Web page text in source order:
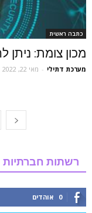
כתבה ראשית
מכון צומת:
מערכת דתילי - מאי 22, 2022
רשתות חברתיות
0 אוהדים